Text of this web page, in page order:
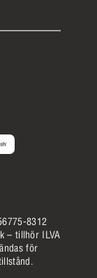
8312
– tillhör ILVA
för